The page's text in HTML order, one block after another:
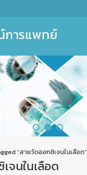
ารแพทย์
“สายวัดออกซิเจนในเลือด”
จนในเลือด